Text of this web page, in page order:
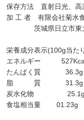
保存方法 直射日光、高
加 工 者 有限会社菊水
茨城県日立市東大
栄養成分表示(100g当た
エネルギー
たんぱく質 36.3g
脂 質 31.3g
炭水化物 25.1g
食塩相当量 01.23g